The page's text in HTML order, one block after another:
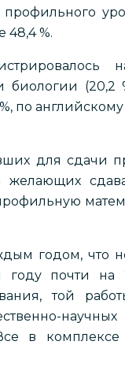
48,4 %.
(20,2
по английскому
для сдачи
желающих
годом, что
почти на
той
научных
в комплексе